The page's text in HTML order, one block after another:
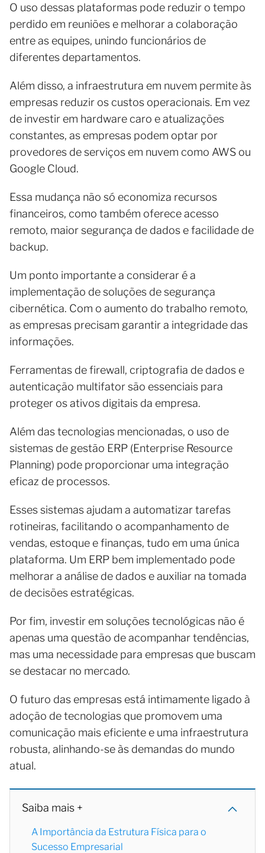
O uso dessas plataformas pode reduzir o tempo
perdido em reuniões e melhorar a colaboração
entre as equipes, unindo funcionários de
diferentes departamentos.
Além disso, a infraestrutura em nuvem permite às
empresas reduzir os custos operacionais. Em vez
de investir em hardware caro e atualizações
constantes, as empresas podem optar por
provedores de serviços em nuvem como AWS ou
Google Cloud.
Essa mudança não só economiza recursos
financeiros, como também oferece acesso
remoto, maior segurança de dados e facilidade de
backup.
Um ponto importante a considerar é a
implementação de soluções de segurança
cibernética. Com o aumento do trabalho remoto,
as empresas precisam garantir a integridade das
informações.
Ferramentas de firewall, criptografia de dados e
autenticação multifator são essenciais para
proteger os ativos digitais da empresa.
Além das tecnologias mencionadas, o uso de
sistemas de gestão ERP (Enterprise Resource
Planning) pode proporcionar uma integração
eficaz de processos.
Esses sistemas ajudam a automatizar tarefas
rotineiras, facilitando o acompanhamento de
vendas, estoque e finanças, tudo em uma única
plataforma. Um ERP bem implementado pode
melhorar a análise de dados e auxiliar na tomada
de decisões estratégicas.
Por fim, investir em soluções tecnológicas não é
apenas uma questão de acompanhar tendências,
mas uma necessidade para empresas que buscam
se destacar no mercado.
O futuro das empresas está intimamente ligado à
adoção de tecnologias que promovem uma
comunicação mais eficiente e uma infraestrutura
robusta, alinhando-se às demandas do mundo
atual.
Saiba mais +
A Importância da Estrutura Física para o
Sucesso Empresarial